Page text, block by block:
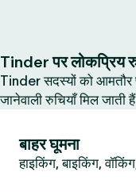
Tinder पर लोकप्रिय
Tinder सदस्यों को आमतौर
जानेवाली रुचियाँ मिल जाती
बाहर घूमना
हाइकिंग, बाइकिंग,